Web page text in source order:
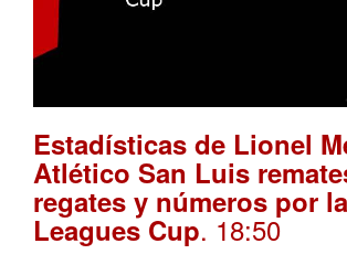
Estadísticas de Lionel
Atlético San Luis
regates y números por la
Leagues Cup. 18:50